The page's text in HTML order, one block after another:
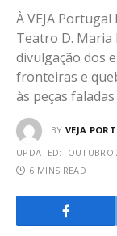
À VEJA
Teatro D. Maria
divulgação dos
fronteiras e
às peças
BY VEJA
UPDATED:
OUTUBRO
6 MINS READ